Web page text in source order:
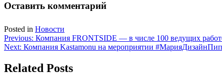
Оставить комментарий
Posted in Новости
Навигация
по
записям
Previous: Компания FRONTSIDE — в числе 100 ведущих
Next: Компания Kastamonu на мероприятии
Related Posts